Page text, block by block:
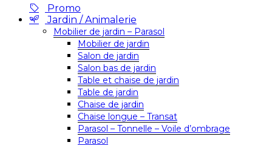
Promo
Jardin / Animalerie
Mobilier de jardin – Parasol
Mobilier de jardin
Salon de jardin
Salon bas de jardin
Table et chaise de jardin
Table de jardin
Chaise de jardin
Chaise longue – Transat
Parasol – Tonnelle – Voile d’ombrage
Parasol